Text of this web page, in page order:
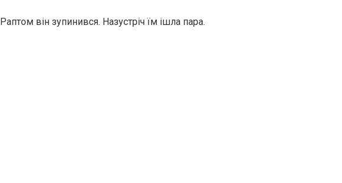
Раптом він зупинився. Назустріч їм ішла пара.